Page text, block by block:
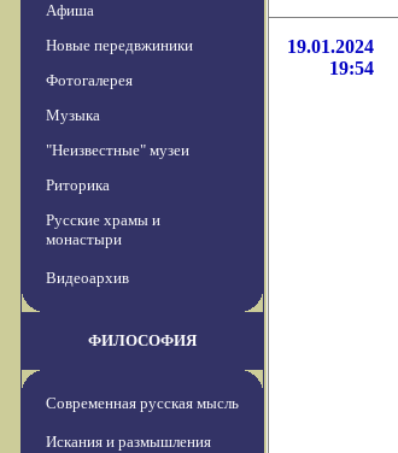
Афиша
Новые передвжиники
Фотогалерея
Музыка
"Неизвестные" музеи
Риторика
Русские храмы и
монастыри
Видеоархив
ФИЛОСОФИЯ
Современная русская мысль
Искания и размышления
19.01.2024
19:54